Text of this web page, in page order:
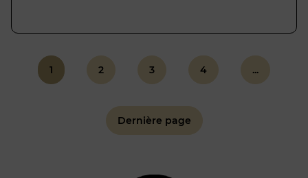
1 2 3 4 ...
Dernière page